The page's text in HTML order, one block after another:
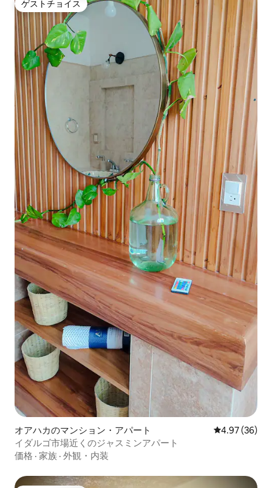
ゲストチョイス
ゲストチョイス
オアハカのマンション・アパート レビュー36
4.97 (36)
イダルゴ市場近くのジャスミンアパート
価格 · 家族 · 外観・内装